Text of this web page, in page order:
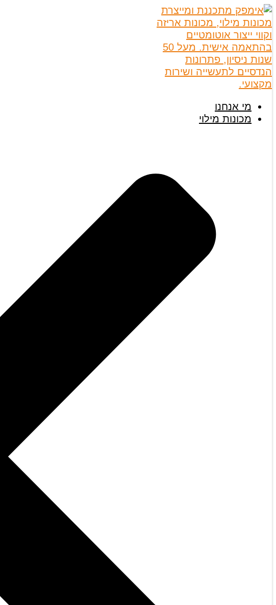
מי אנחנו
מכונות מילוי